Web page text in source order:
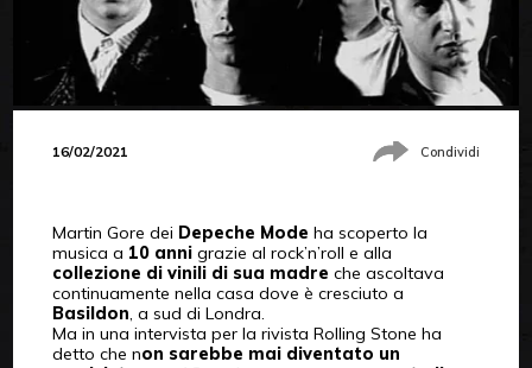
16/02/2021 Condividi
Martin Gore dei Depeche Mode ha scoperto la
musica a 10 annigrazie al rock’n’roll e alla
collezione di vinili di sua madre che ascoltava
continuamente nella casa dove è cresciuto a
Basildon, a sud di Londra.
Ma in una intervista per la rivista Rolling Stone ha
detto che non sarebbe mai diventato un